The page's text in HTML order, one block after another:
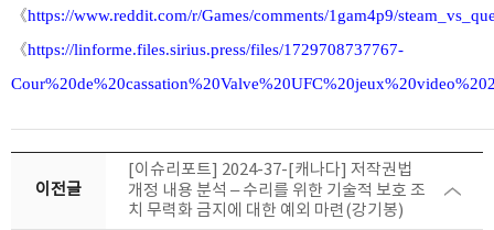
《https://www.reddit.com/r/Games/comments/1gam4p9/
《https://linforme.files.sirius.press/files/1729708737767-
이전글
[이슈리포트] 2024-37-[캐나다] 저작권법
개정 내용 분석 – 수리를 위한 기술적 보호 조
치 무력화 금지에 대한 예외 마련(강기봉)